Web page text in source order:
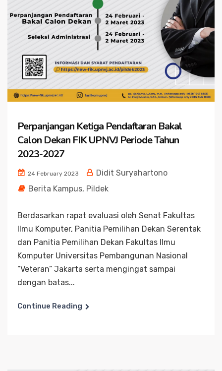
Perpanjangan Ketiga Pendaftaran Bakal
Calon Dekan FIK UPNVJ Periode Tahun
2023-2027
24 February 2023
Didit Suryahartono
Berita Kampus, Pildek
Berdasarkan rapat evaluasi oleh Senat Fakultas
Ilmu Komputer, Panitia Pemilihan Dekan Serentak
dan Panitia Pemilihan Dekan Fakultas Ilmu
Komputer Universitas Pembangunan Nasional
“Veteran” Jakarta serta mengingat sampai
dengan batas...
Continue Reading